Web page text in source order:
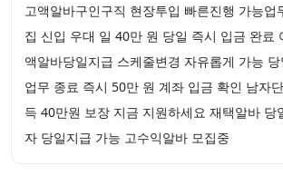
고액알바구인구직 현장투입 빠른진행 가능업
집 신입 우대 일 40만 원 당일 즉시 입금 완료
액알바당일지급 스케줄변경 자유롭게 가능
업무 종료 즉시 50만 원 계좌 입금 확인 남자
득 40만원 보장 지금 지원하세요 재택알바 당
자 당일지급 가능 고수익알바 모집중